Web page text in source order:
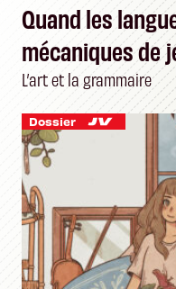
Quand les
mécaniques de
L’art et la grammaire
Dossier